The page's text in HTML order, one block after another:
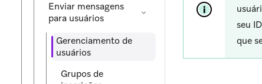
Enviar mensagens
para usuários
Gerenciamento de
usuários
Grupos de
seu
que